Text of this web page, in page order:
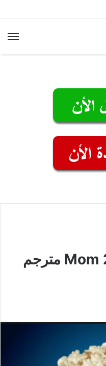
مشاهدة فيلم Mom 2017 مترجم